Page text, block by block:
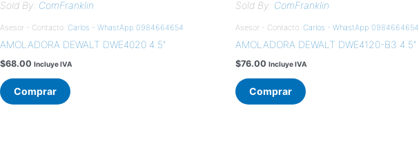
Sold By: ComFranklin
Asesor - Contacto: Carlos - WhastApp 0984664654
AMOLADORA DEWALT DWE4020 4.5″
$68.00 Incluye IVA
Comprar
Sold By: ComFranklin
Asesor - Contacto: Carlos - WhastApp 0984664654
AMOLADORA DEWALT DWE4120-B3 4.5″
$76.00 Incluye IVA
Comprar